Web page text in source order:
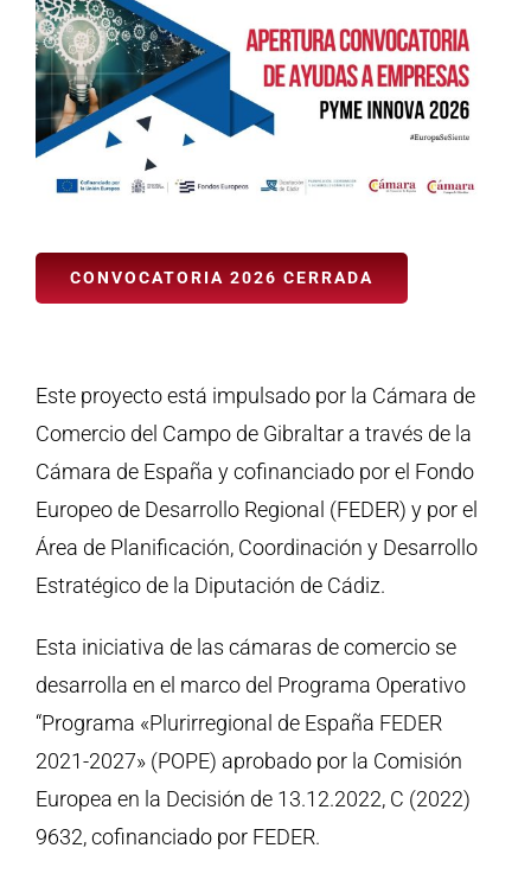
CONVOCATORIA 2026 CERRADA
Este proyecto está impulsado por la Cámara de
Comercio del Campo de Gibraltar a través de la
Cámara de España y cofinanciado por el Fondo
Europeo de Desarrollo Regional (FEDER) y por el
Área de Planificación, Coordinación y Desarrollo
Estratégico de la Diputación de Cádiz.
Esta iniciativa de las cámaras de comercio se
desarrolla en el marco del Programa Operativo
“Programa «Plurirregional de España FEDER
2021-2027» (POPE) aprobado por la Comisión
Europea en la Decisión de 13.12.2022, C (2022)
9632, cofinanciado por FEDER.